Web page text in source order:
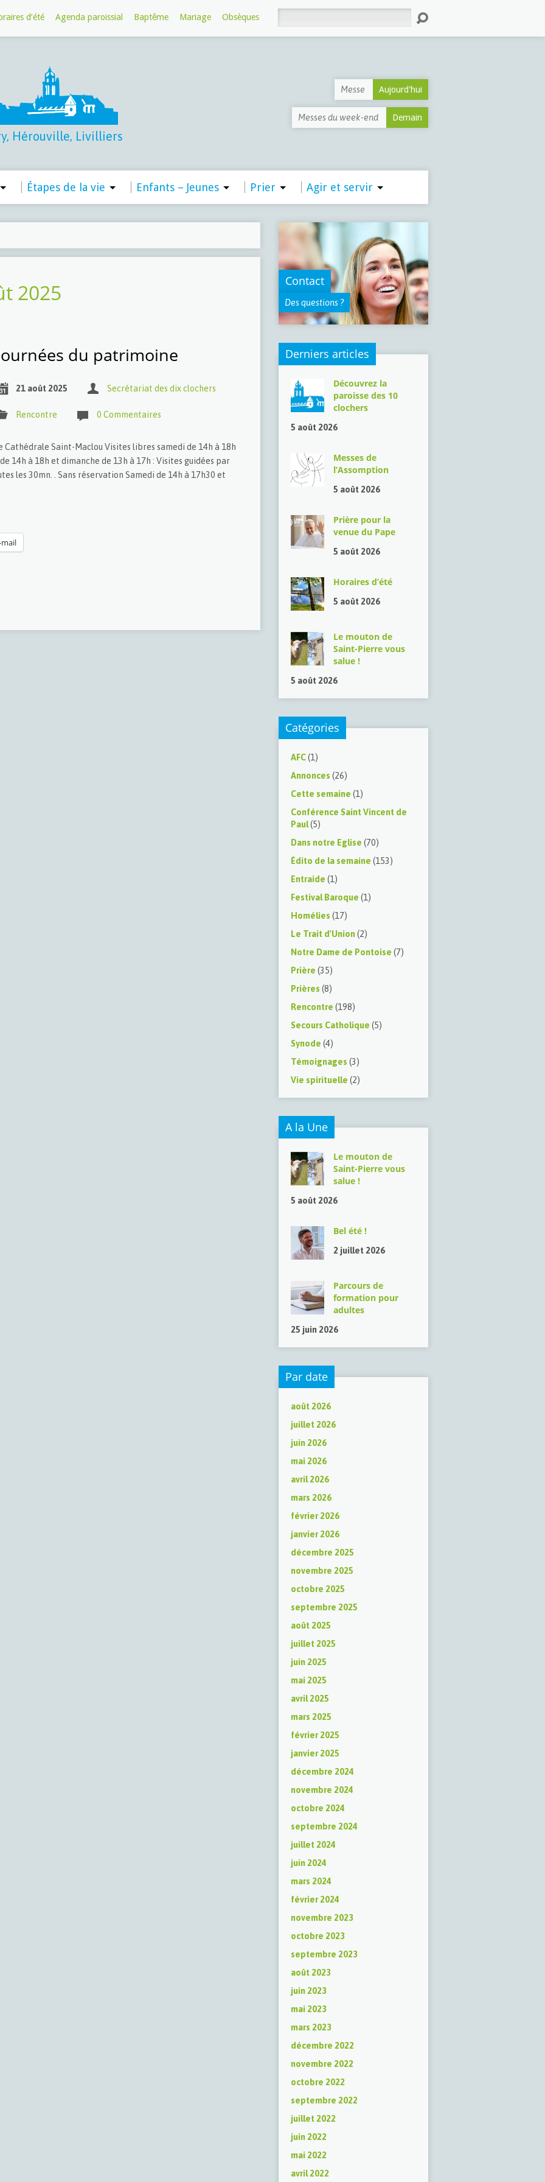
d’été Agenda paroissial Baptême Mariage Obsèques
Hérouville, Livilliers
Messe Aujourd'hui
Messes du week-end Demain
Étapes de la vie Enfants – Jeunes Prier Agir et servir
2025
du patrimoine
21 août 2025 Secrétariat des dix clochers
Rencontre 0 Commentaires
Saint-Maclou Visites libres samedi de 14h à 18h
14h à 18h et dimanche de 13h à 17h : Visites guidées par
les 30mn. . Sans réservation Samedi de 14h à 17h30 et
mail
Contact
Des questions ?
Derniers articles
Découvrez la
paroisse des 10
clochers
5 août 2026
Messes de
l’Assomption
5 août 2026
Prière pour la
venue du Pape
5 août 2026
Horaires d’été
5 août 2026
Le mouton de
Saint-Pierre vous
salue !
5 août 2026
Catégories
AFC(1)
Annonces (26)
Cette semaine (1)
Conférence Saint Vincent de
Paul(5)
Dans notre Eglise (70)
Édito de la semaine (153)
Entraide (1)
Festival Baroque (1)
Homélies (17)
Le Trait d'Union(2)
Notre Dame de Pontoise (7)
Prière (35)
Prières (8)
Rencontre (198)
Secours Catholique (5)
Synode (4)
Témoignages (3)
Vie spirituelle (2)
A la Une
Le mouton de
Saint-Pierre vous
salue !
5 août 2026
Bel été !
2 juillet 2026
Parcours de
formation pour
adultes
25 juin 2026
Par date
août 2026
juillet 2026
juin 2026
mai 2026
avril 2026
mars 2026
février 2026
janvier 2026
décembre 2025
novembre 2025
octobre 2025
septembre 2025
août 2025
juillet 2025
juin 2025
mai 2025
avril 2025
mars 2025
février 2025
janvier 2025
décembre 2024
novembre 2024
octobre 2024
septembre 2024
juillet 2024
juin 2024
mars 2024
février 2024
novembre 2023
octobre 2023
septembre 2023
août 2023
juin 2023
mai 2023
mars 2023
décembre 2022
novembre 2022
octobre 2022
septembre 2022
juillet 2022
juin 2022
mai 2022
avril 2022